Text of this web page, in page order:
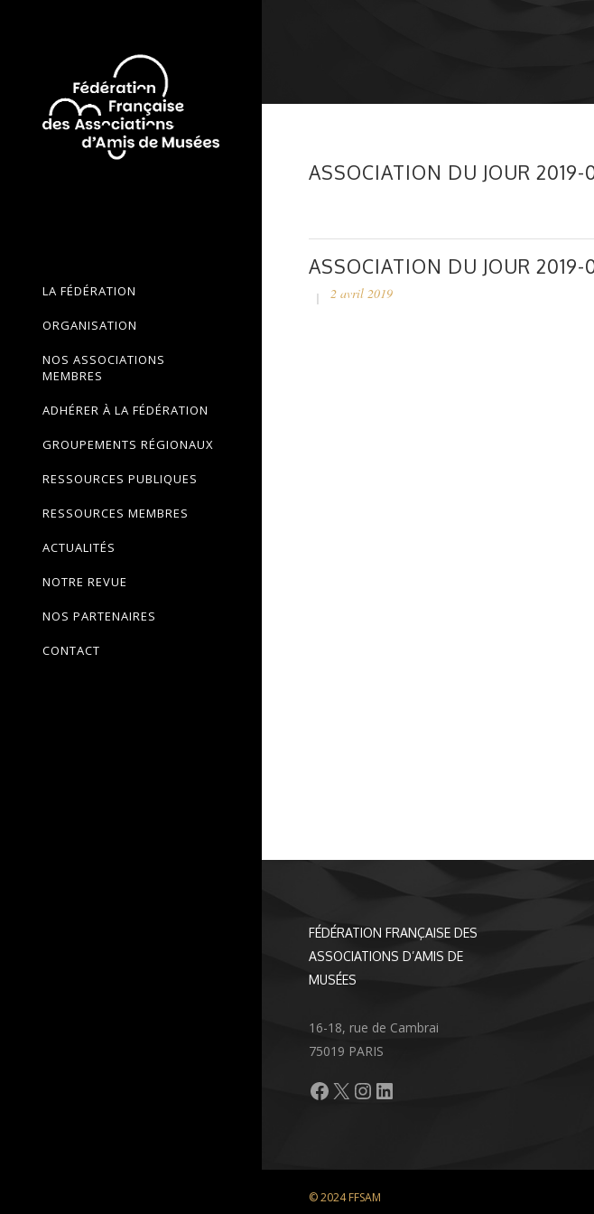
LA FÉDÉRATION
ORGANISATION
NOS ASSOCIATIONS
MEMBRES
ADHÉRER À LA FÉDÉRATION
GROUPEMENTS RÉGIONAUX
RESSOURCES PUBLIQUES
RESSOURCES MEMBRES
ACTUALITÉS
NOTRE REVUE
NOS PARTENAIRES
CONTACT
ASSOCIATION DU JOUR 2019-
ASSOCIATION DU JOUR 2019-
2 avril 2019
FÉDÉRATION FRANÇAISE DES
ASSOCIATIONS D’AMIS DE
MUSÉES
16-18, rue de Cambrai
75019 PARIS
Facebook
X Instagram
LinkedIn
© 2024 FFSAM